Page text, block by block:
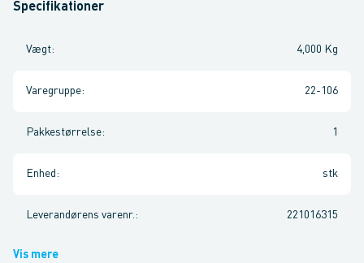
Specifikationer
Vægt: 4,000 Kg
Varegruppe: 22-106
Pakkestørrelse: 1
Enhed : stk
Leverandørens varenr. : 221016315
Vis mere